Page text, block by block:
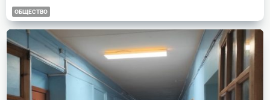
ОБЩЕСТВО